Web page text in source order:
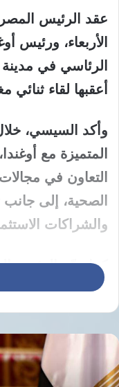
عقد الرئيس
الأربعاء، ورئيس
الرئاسي في
أعقبها لقاء ثنائي
وأكد السيسي،
المتميزة مع
التعاون في
الصحية، إلى جانب
والشراكات
كما وجّه الرئيس
للمشاركة في قمة
منتدى الأعمال
من جانبه، أشاد